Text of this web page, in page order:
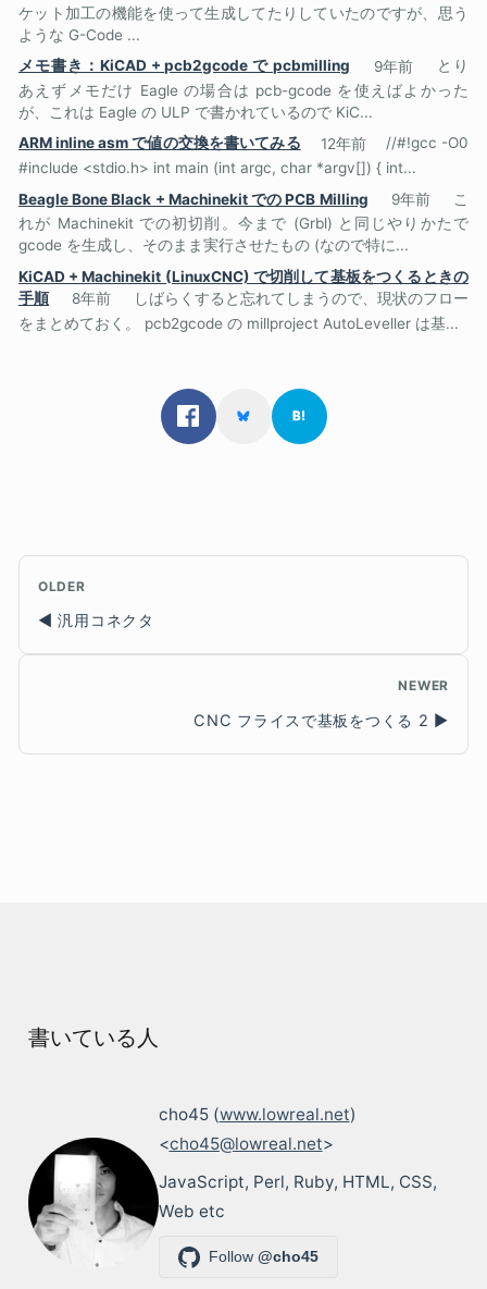
ケット加工の機能を使って生成してたりしていたのですが、思う
ような G-Code ...
メモ書き：KiCAD + pcb2gcode で pcbmilling
9年前
とり
あえずメモだけ Eagle の場合は pcb-gcode を使えばよかった
が、これは Eagle の ULP で書かれているので KiC...
ARM inline asm で値の交換を書いてみる
12年前
//#!gcc -O0
#include <stdio.h> int main (int argc, char *argv[]) { int...
Beagle Bone Black + Machinekit での PCB Milling
9年前
こ
れが Machinekit での初切削。今まで (Grbl) と同じやりかたで
gcode を生成し、そのまま実行させたもの (なので特に...
KiCAD + Machinekit (LinuxCNC) で切削して基板をつくるときの
手順
8年前
しばらくすると忘れてしまうので、現状のフロー
をまとめておく。 pcb2gcode の millproject AutoLeveller は基...
OLDER
汎用コネクタ
NEWER
CNC フライスで基板をつくる 2
書いている人
cho45 (www.lowreal.net)
<cho45@lowreal.net>
JavaScript, Perl, Ruby, HTML, CSS,
Web etc
Follow@cho45